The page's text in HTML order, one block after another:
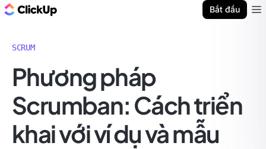
Bắt đầu
SCRUM
Phương pháp
Scrumban: Cách triển
khai với ví dụ và mẫu